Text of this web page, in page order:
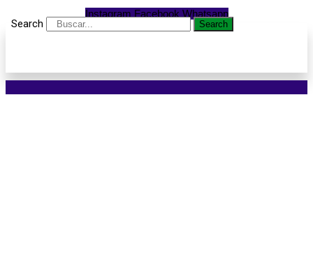
Instagram Facebook Whatsapp
Search Search